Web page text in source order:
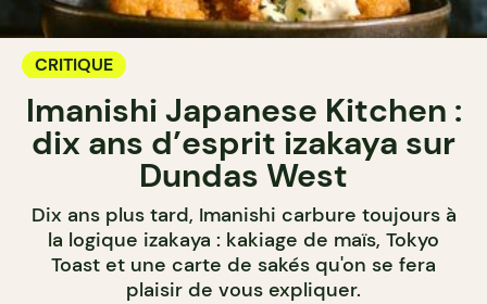
CRITIQUE
Imanishi Japanese Kitchen :
dix ans d’esprit izakaya sur
Dundas West
Dix ans plus tard, Imanishi carbure toujours à
la logique izakaya : kakiage de maïs, Tokyo
Toast et une carte de sakés qu'on se fera
plaisir de vous expliquer.